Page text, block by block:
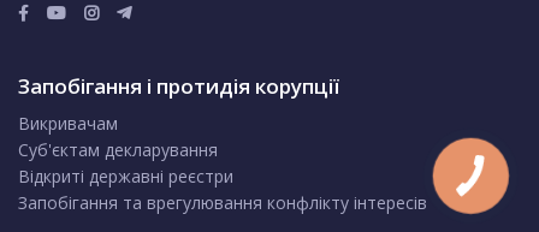
Запобігання і протидія корупції
Викривачам
Суб'єктам декларування
Відкриті державні реєстри
Запобігання та врегулювання конфлікту інтересів